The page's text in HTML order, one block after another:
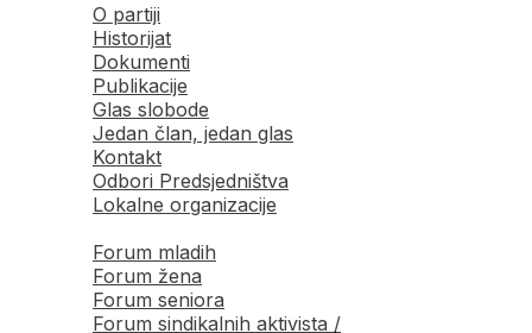
O partiji
Historijat
Dokumenti
Publikacije
Glas slobode
Jedan član, jedan glas
Kontakt
Odbori Predsjedništva
Lokalne organizacije
Forum mladih
Forum žena
Forum seniora
Forum sindikalnih aktivista /